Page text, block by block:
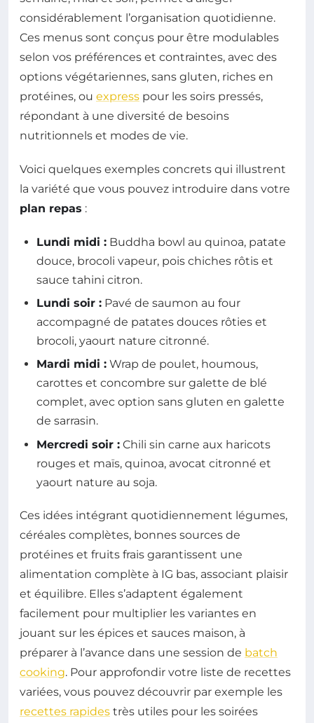
considérablement l’organisation quotidienne.
Ces menus sont conçus pour être modulables
selon vos préférences et contraintes, avec des
options végétariennes, sans gluten, riches en
protéines, ou express pour les soirs pressés,
répondant à une diversité de besoins
nutritionnels et modes de vie.
Voici quelques exemples concrets qui illustrent
la variété que vous pouvez introduire dans votre
plan repas :
Lundi midi : Buddha bowl au quinoa, patate
douce, brocoli vapeur, pois chiches rôtis et
sauce tahini citron.
Lundi soir : Pavé de saumon au four
accompagné de patates douces rôties et
brocoli, yaourt nature citronné.
Mardi midi : Wrap de poulet, houmous,
carottes et concombre sur galette de blé
complet, avec option sans gluten en galette
de sarrasin.
Mercredi soir : Chili sin carne aux haricots
rouges et maïs, quinoa, avocat citronné et
yaourt nature au soja.
Ces idées intégrant quotidiennement légumes,
céréales complètes, bonnes sources de
protéines et fruits frais garantissent une
alimentation complète à IG bas, associant plaisir
et équilibre. Elles s’adaptent également
facilement pour multiplier les variantes en
jouant sur les épices et sauces maison, à
préparer à l’avance dans une session de batch
cooking. Pour approfondir votre liste de recettes
variées, vous pouvez découvrir par exemple les
recettes rapides très utiles pour les soirées